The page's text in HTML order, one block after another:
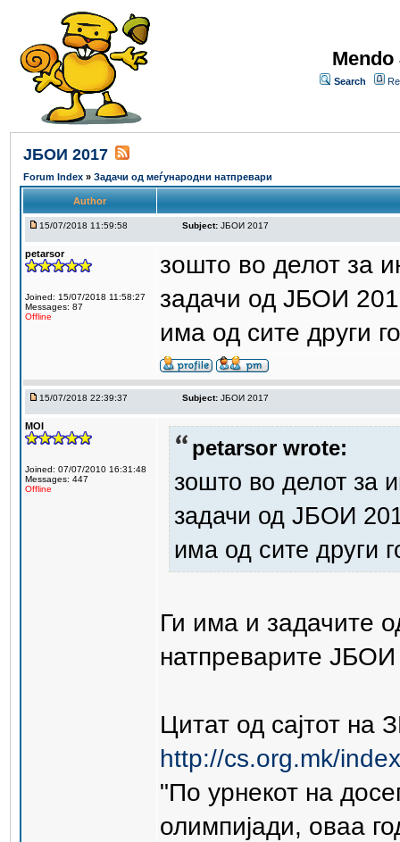
Search
ЈБОИ 2017
Forum Index » Задачи од меѓународни натпревари
Author
15/07/2018 11:59:58 Subject: ЈБОИ 2017
petarsor
Joined: 15/07/2018 11:58:27
Messages: 87
Offline
зошто во делот за
задачи од ЈБОИ
има од сите други
15/07/2018 22:39:37 Subject: ЈБОИ 2017
MOI
Joined: 07/07/2010 16:31:48
Messages: 447
Offline
petarsor wrote:
зошто во делот за
задачи од ЈБОИ
има од сите други
Ги има и задачите
натпреварите
Цитат од сајтот на
http://cs.org.mk/
"По урнекот на
олимпијади, оваа